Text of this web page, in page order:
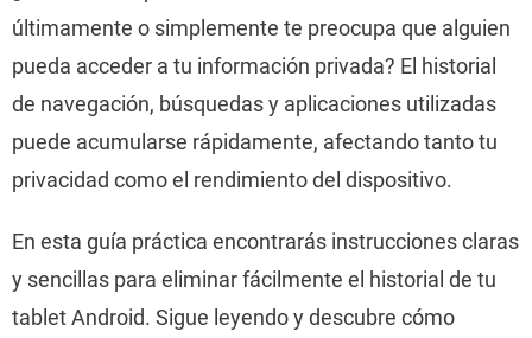
últimamente o simplemente te preocupa que alguien
pueda acceder a tu información privada? El historial
de navegación, búsquedas y aplicaciones utilizadas
puede acumularse rápidamente, afectando tanto tu
privacidad como el rendimiento del dispositivo.
En esta guía práctica encontrarás instrucciones claras
y sencillas para eliminar fácilmente el historial de tu
tablet Android. Sigue leyendo y descubre cómo